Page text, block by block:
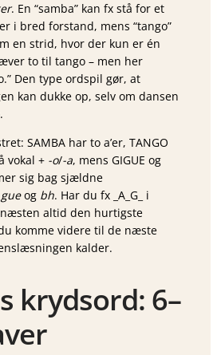
. En “samba” kan fx stå for et
i bred forstand, mens “tango”
en strid, hvor der kun er én
to til tango – men her
Den type ordspil gør, at
kan dukke op, selv om dansen
SAMBA har to a’er, TANGO
vokal + -o/-a, mens GIGUE og
sig bag sjældne
gueog bh. Har du fx _A_G_ i
næsten altid den hurtigste
komme videre til de næste
kalder.
krydsord: 6–